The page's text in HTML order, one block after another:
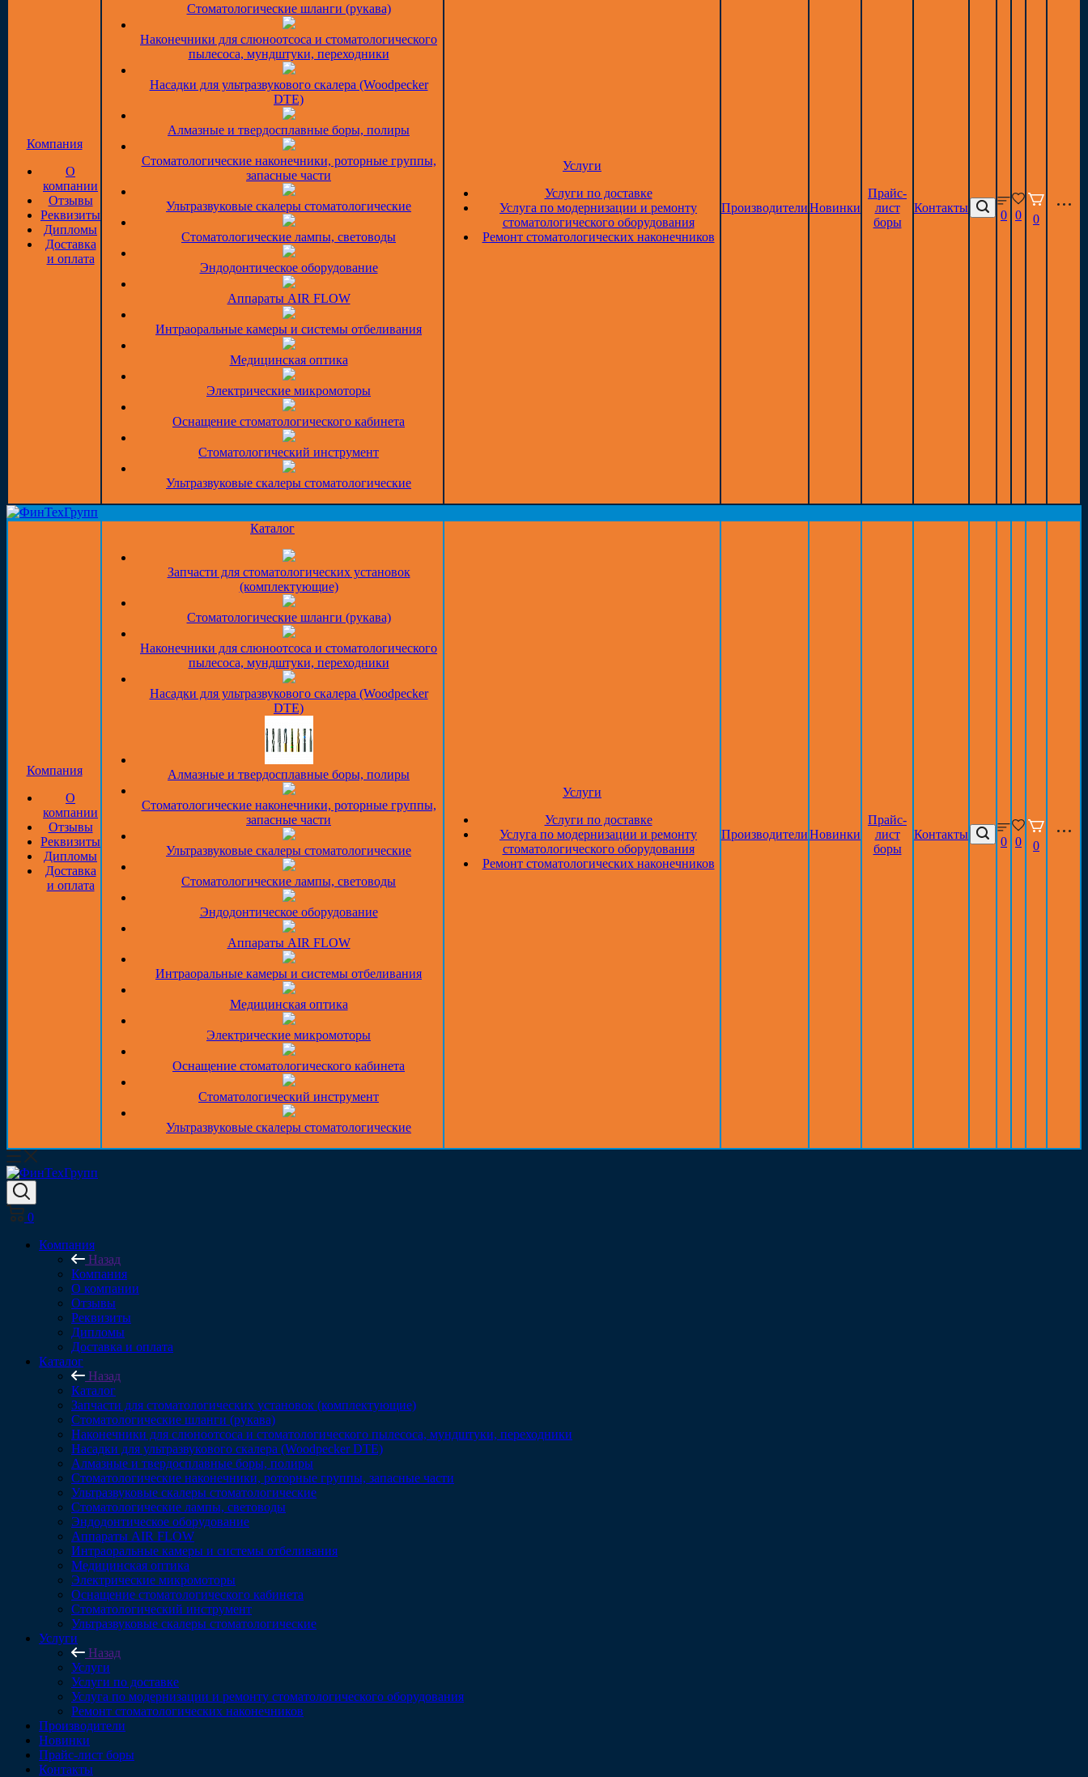
Компания
О
компании
Отзывы
Реквизиты
Дипломы
Доставка
и оплата
Стоматологические шланги (рукава)
Наконечники для слюноотсоса и стоматологического
пылесоса, мундштуки, переходники
Насадки для ультразвукового скалера (Woodpecker
DTE)
Алмазные и твердосплавные боры, полиры
Стоматологические наконечники, роторные группы,
запасные части
Ультразвуковые скалеры стоматологические
Стоматологические лампы, световоды
Эндодонтическое оборудование
Аппараты AIR FLOW
Интраоральные камеры и системы отбеливания
Медицинская оптика
Электрические микромоторы
Оснащение стоматологического кабинета
Стоматологический инструмент
Ультразвуковые скалеры стоматологические
Услуги
Услуги по доставке
Услуга по модернизации и ремонту
стоматологического оборудования
Ремонт стоматологических наконечников
ПроизводителиНовинки
Прайс-
лист
боры
Контакты
0 0 0
Компания
О
компании
Отзывы
Реквизиты
Дипломы
Доставка
и оплата
Каталог
Запчасти для стоматологических установок
(комплектующие)
Стоматологические шланги (рукава)
Наконечники для слюноотсоса и стоматологического
пылесоса, мундштуки, переходники
Насадки для ультразвукового скалера (Woodpecker
DTE)
Алмазные и твердосплавные боры, полиры
Стоматологические наконечники, роторные группы,
запасные части
Ультразвуковые скалеры стоматологические
Стоматологические лампы, световоды
Эндодонтическое оборудование
Аппараты AIR FLOW
Интраоральные камеры и системы отбеливания
Медицинская оптика
Электрические микромоторы
Оснащение стоматологического кабинета
Стоматологический инструмент
Ультразвуковые скалеры стоматологические
Услуги
Услуги по доставке
Услуга по модернизации и ремонту
стоматологического оборудования
Ремонт стоматологических наконечников
ПроизводителиНовинки
Прайс-
лист
боры
Контакты
0 0 0
0
Компания
Назад
Компания
О компании
Отзывы
Реквизиты
Дипломы
Доставка и оплата
Каталог
Назад
Каталог
Запчасти для стоматологических установок (комплектующие)
Стоматологические шланги (рукава)
Наконечники для слюноотсоса и стоматологического пылесоса, мундштуки, переходники
Насадки для ультразвукового скалера (Woodpecker DTE)
Алмазные и твердосплавные боры, полиры
Стоматологические наконечники, роторные группы, запасные части
Ультразвуковые скалеры стоматологические
Стоматологические лампы, световоды
Эндодонтическое оборудование
Аппараты AIR FLOW
Интраоральные камеры и системы отбеливания
Медицинская оптика
Электрические микромоторы
Оснащение стоматологического кабинета
Стоматологический инструмент
Ультразвуковые скалеры стоматологические
Услуги
Назад
Услуги
Услуги по доставке
Услуга по модернизации и ремонту стоматологического оборудования
Ремонт стоматологических наконечников
Производители
Новинки
Прайс-лист боры
Контакты